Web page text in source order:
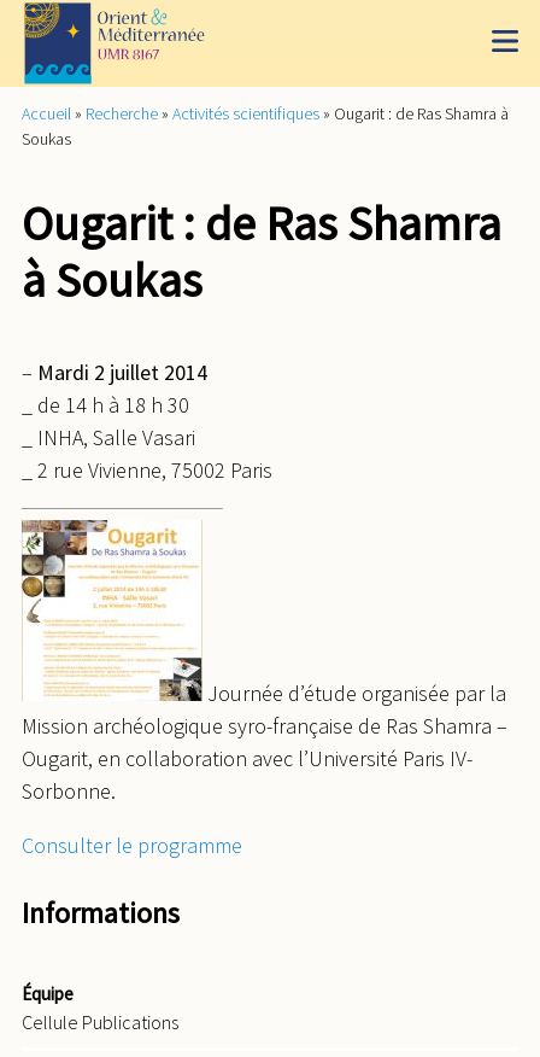
Accueil » Recherche » Activités scientifiques » Ougarit : de Ras Shamra à
Soukas
Ougarit : de Ras Shamra
à Soukas
– Mardi 2 juillet 2014
_ de 14 h à 18 h 30
_ INHA, Salle Vasari
_ 2 rue Vivienne, 75002 Paris
Journée d’étude organisée par la
Mission archéologique syro-française de Ras Shamra –
Ougarit, en collaboration avec l’Université Paris IV-
Sorbonne.
Consulter le programme
Informations
Équipe
Cellule Publications